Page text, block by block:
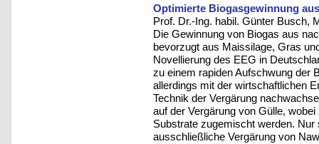
Optimierte Biogasgewinnung
Prof. Dr.-Ing. habil. Günter Busch,
Die Gewinnung von Biogas aus
bevorzugt aus Maissilage, Gras
Novellierung des EEG in
zu einem rapiden Aufschwung der
allerdings mit der wirtschaftlichen
Technik der Vergärung
auf der Vergärung von Gülle,
Substrate zugemischt werden.
ausschließliche Vergärung von